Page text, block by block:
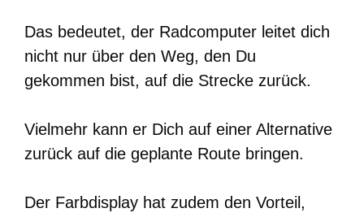
Das bedeutet, der Radcomputer leitet dich
nicht nur über den Weg, den Du
gekommen bist, auf die Strecke zurück.
Vielmehr kann er Dich auf einer Alternative
zurück auf die geplante Route bringen.
Der Farbdisplay hat zudem den Vorteil,